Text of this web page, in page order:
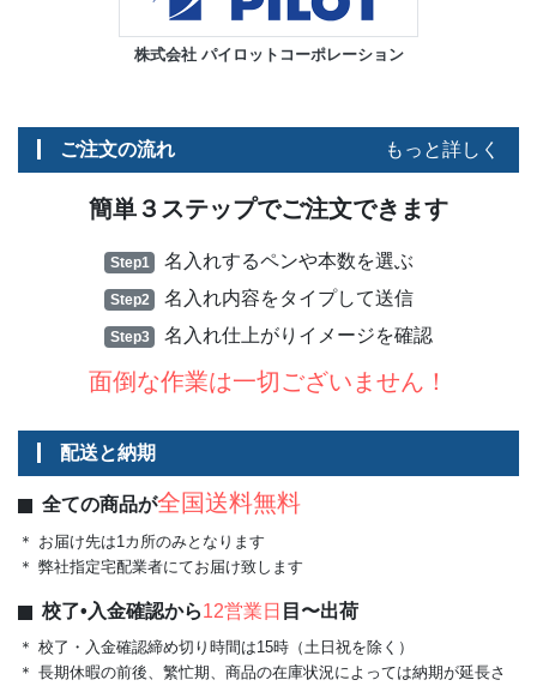
株式会社 パイロットコーポレーション
ご注文の流れ もっと詳しく
簡単３ステップでご注文できます
Step1 名入れするペンや本数を選ぶ
Step2 名入れ内容をタイプして送信
Step3 名入れ仕上がりイメージを確認
面倒な作業は一切ございません！
配送と納期
全ての商品が全国送料無料
＊ お届け先は1カ所のみとなります
＊ 弊社指定宅配業者にてお届け致します
校了•入金確認から12営業日 目〜出荷
＊ 校了・入金確認締め切り時間は15時（土日祝を除く）
＊ 長期休暇の前後、繁忙期、商品の在庫状況によっては納期が延長さ